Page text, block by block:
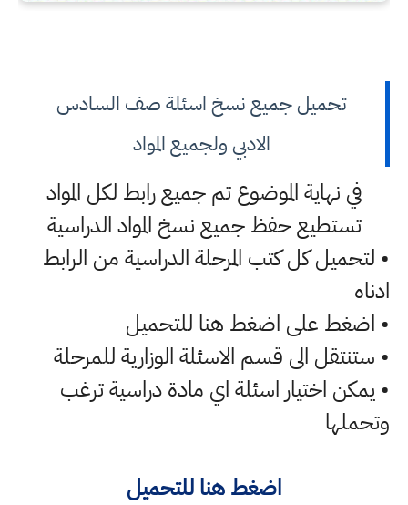
تحميل جميع نسخ اسئلة صف السادس
الادبي ولجميع المواد
في نهاية الموضوع تم جميع رابط لكل المواد
تستطيع حفظ جميع نسخ المواد الدراسية
• لتحميل كل كتب المرحلة الدراسية من الرابط
ادناه
• اضغط على اضغط هنا للتحميل
• ستنتقل الى قسم الاسئلة الوزارية للمرحلة
• يمكن اختيار اسئلة اي مادة دراسية ترغب
وتحملها
اضغط هنا للتحميل